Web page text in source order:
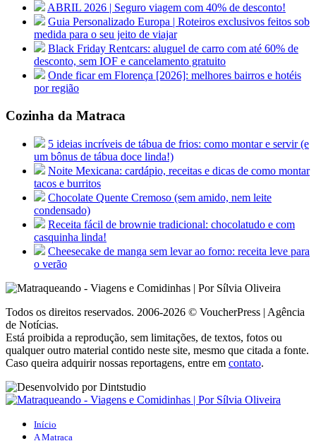
ABRIL 2026 | Seguro viagem com 40% de desconto!
Guia Personalizado Europa | Roteiros exclusivos feitos sob
medida para o seu jeito de viajar
Black Friday Rentcars: aluguel de carro com até 60% de
desconto, sem IOF e cancelamento gratuito
Onde ficar em Florença [2026]: melhores bairros e hotéis
por região
Cozinha da Matraca
5 ideias incríveis de tábua de frios: como montar e servir (e
um bônus de tábua doce linda!)
Noite Mexicana: cardápio, receitas e dicas de como montar
tacos e burritos
Chocolate Quente Cremoso (sem amido, nem leite
condensado)
Receita fácil de brownie tradicional: chocolatudo e com
casquinha linda!
Cheesecake de manga sem levar ao forno: receita leve para
o verão
Todos os direitos reservados. 2006-2026 © VoucherPress | Agência
de Notícias.
Está proibida a reprodução, sem limitações, de textos, fotos ou
qualquer outro material contido neste site, mesmo que citada a fonte.
Caso queira adquirir nossas reportagens, entre em contato.
Início
A Matraca